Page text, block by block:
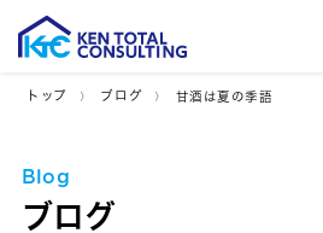
トップ ブログ 甘酒は夏の季語
Blog
ブログ